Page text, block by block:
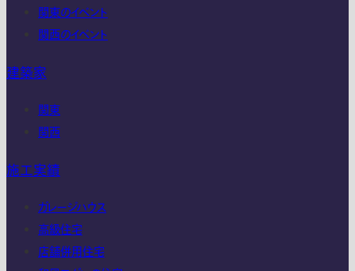
関東のイベント
関西のイベント
建築家
関東
関西
施工実績
ガレージハウス
高級住宅
店舗併用住宅